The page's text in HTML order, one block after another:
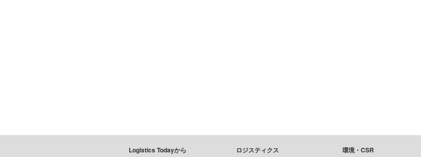
Logistics Todayから ロジスティクス 環境・CSR